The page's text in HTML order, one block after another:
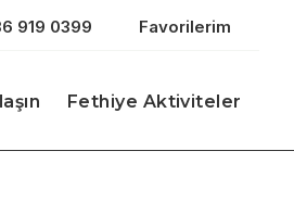
919 0399 Favorilerim
Fethiye Aktiviteler